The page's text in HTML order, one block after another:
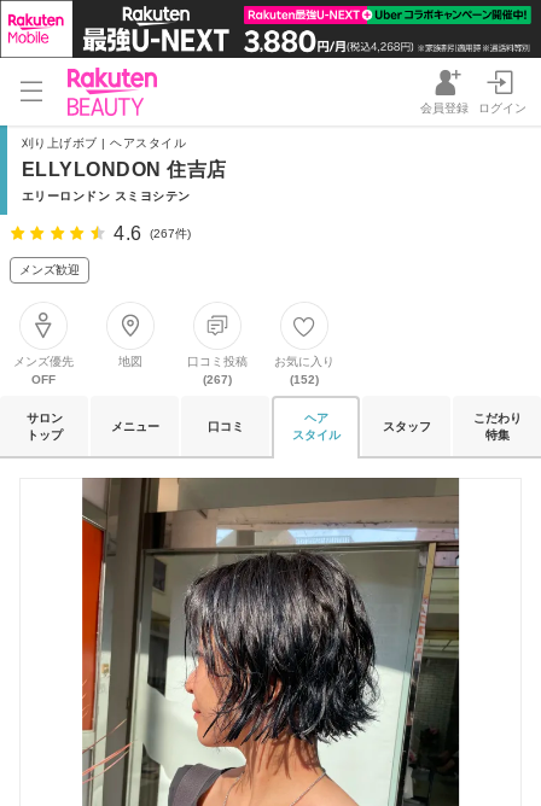
会員登録 ログイン
刈り上げボブ | ヘアスタイル
ELLYLONDON 住吉店
エリーロンドン スミヨシテン
4.6 (267件)
メンズ歓迎
メンズ優先
OFF
地図
口コミ投稿
(267)
お気に入り
(152)
サロン
トップ
メニュー 口コミ
ヘア
スタイル
スタッフ
こだわり
特集